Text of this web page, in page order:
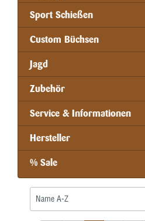
Sport Schießen
Custom Büchsen
Jagd
Zubehör
Service & Informationen
Hersteller
% Sale